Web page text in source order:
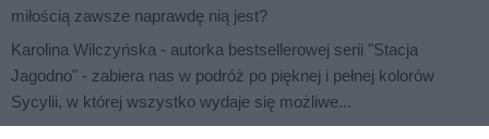
miłością zawsze naprawdę nią jest?
Karolina Wilczyńska - autorka bestsellerowej serii "Stacja
Jagodno" - zabiera nas w podróż po pięknej i pełnej kolorów
Sycylii, w której wszystko wydaje się możliwe...